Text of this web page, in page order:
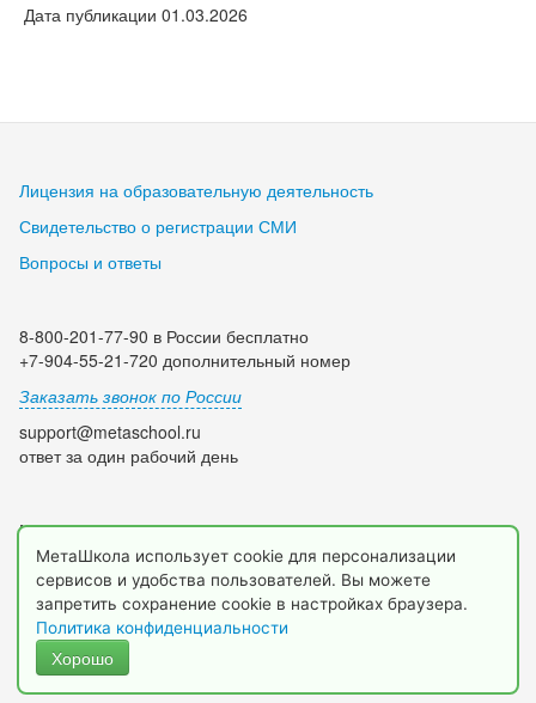
Дата публикации 01.03.2026
Лицензия на образовательную деятельность
Свидетельство о регистрации СМИ
Вопросы и ответы
8-800-201-77-90 в России бесплатно
+7-904-55-21-720 дополнительный номер
Заказать звонок по России
support@metaschool.ru
ответ за один рабочий день
Мы в социальных сетях:
© 2009-2026 МетаШкола, www.metaschool.ru
МетаШкола использует cookie для персонализации
сервисов и удобства пользователей. Вы можете
запретить сохранение cookie в настройках браузера.
Политика конфиденциальности
Хорошо